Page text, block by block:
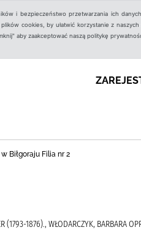
i bezpieczeństwo przetwarzania ich
cookies, by ułatwić korzystanie z
aby zaakceptować naszą politykę
Biłgoraju Filia nr 2
(1793-1876)., WŁODARCZYK, BARBARA